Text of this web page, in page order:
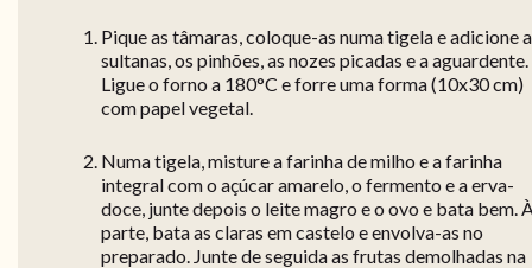
Pique as tâmaras, coloque-as numa tigela e adicione
sultanas, os pinhões, as nozes picadas e a aguardente.
Ligue o forno a 180°C e forre uma forma (10x30 cm)
com papel vegetal.
Numa tigela, misture a farinha de milho e a farinha
integral com o açúcar amarelo, o fermento e a erva-
doce, junte depois o leite magro e o ovo e bata bem.
parte, bata as claras em castelo e envolva-as no
preparado. Junte de seguida as frutas demolhadas na